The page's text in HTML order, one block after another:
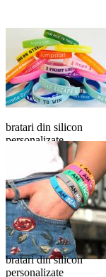
bratari din silicon
personalizate
bratari din silicon
personalizate